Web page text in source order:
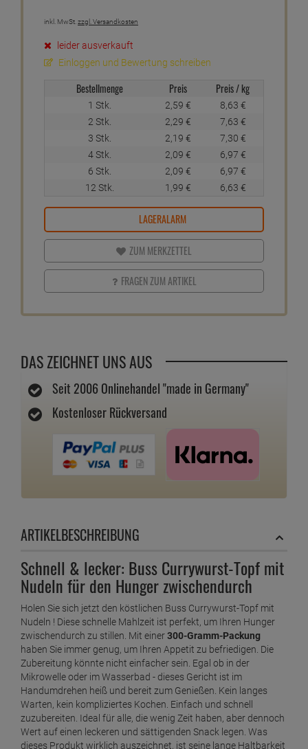
inkl. MwSt. zzgl. Versandkosten
leider ausverkauft
Einloggen und Bewertung schreiben
Bestellmenge Preis Preis / kg
1 Stk. 2,59 € 8,63 €
2 Stk.
2,29 € 7,63 €
3 Stk.
2,19 € 7,30 €
4 Stk.
2,09 € 6,97 €
6 Stk.
2,09 € 6,97 €
12 Stk.
1,99 € 6,63 €
LAGERALARM
ZUM MERKZETTEL
FRAGEN ZUM ARTIKEL
DAS ZEICHNET UNS AUS
Seit 2006 Onlinehandel "made in Germany"
Kostenloser Rückversand
ARTIKELBESCHREIBUNG
Schnell & lecker: Buss Currywurst-Topf mit
Nudeln für den Hunger zwischendurch
Holen Sie sich jetzt den köstlichen Buss Currywurst-Topf mit
Nudeln ! Diese schnelle Mahlzeit ist perfekt, um Ihren Hunger
zwischendurch zu stillen. Mit einer300-Gramm-Packung
haben Sie immer genug, um Ihren Appetit zu befriedigen. Die
Zubereitung könnte nicht einfacher sein. Egal ob in der
Mikrowelle oder im Wasserbad - dieses Gericht ist im
Handumdrehen heiß und bereit zum Genießen. Kein langes
Warten, kein kompliziertes Kochen. Einfach und schnell
zuzubereiten. Ideal für alle, die wenig Zeit haben, aber dennoch
Wert auf einen leckeren und sättigenden Snack legen. Was
dieses Produkt wirklich auszeichnet, ist seine lange Haltbarkeit